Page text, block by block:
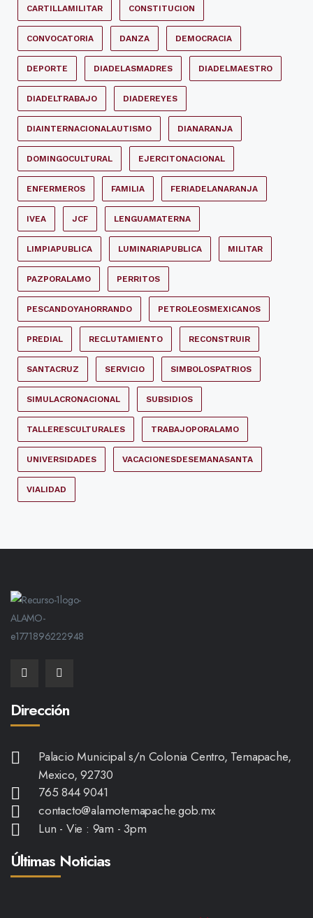
CARTILLAMILITAR CONSTITUCION
CONVOCATORIA DANZA DEMOCRACIA
DEPORTE DIADELASMADRES DIADELMAESTRO
DIADELTRABAJO DIADEREYES
DIAINTERNACIONALAUTISMO DIANARANJA
DOMINGOCULTURAL EJERCITONACIONAL
ENFERMEROS FAMILIA FERIADELANARANJA
IVEA JCF LENGUAMATERNA
LIMPIAPUBLICA LUMINARIAPUBLICA MILITAR
PAZPORALAMO PERRITOS
PESCANDOYAHORRANDO PETROLEOSMEXICANOS
PREDIAL RECLUTAMIENTO RECONSTRUIR
SANTACRUZ SERVICIO SIMBOLOSPATRIOS
SIMULACRONACIONAL SUBSIDIOS
TALLERESCULTURALES TRABAJOPORALAMO
UNIVERSIDADES VACACIONESDESEMANASANTA
VIALIDAD
Dirección
Palacio Municipal s/n Colonia Centro, Temapache,
Mexico, 92730
765 844 9041
contacto@alamotemapache.gob.mx
Lun - Vie : 9am - 3pm
Últimas Noticias